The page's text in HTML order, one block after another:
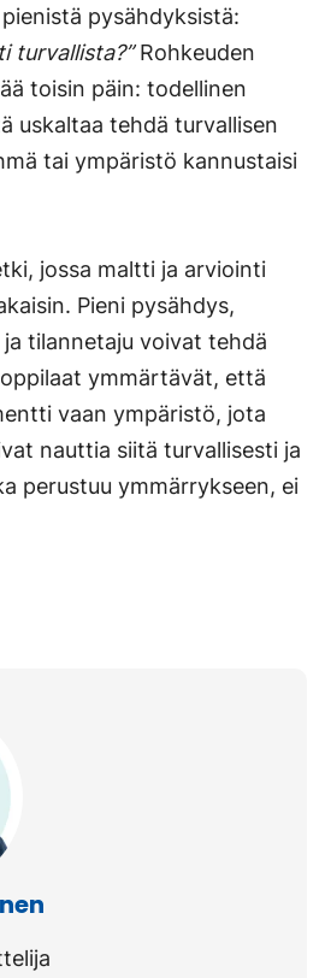
pysähdyksistä:
turvallista?”Rohkeuden
toisin päin: todellinen
uskaltaa tehdä turvallisen
tai ympäristö kannustaisi
jossa maltti ja arviointi
Pieni pysähdys,
tilannetaju voivat tehdä
ymmärtävät, että
vaan ympäristö, jota
nauttia siitä turvallisesti ja
perustuu ymmärrykseen, ei